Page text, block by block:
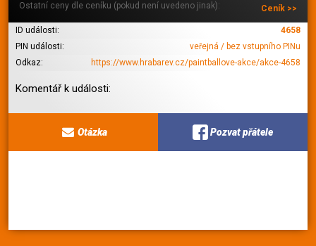
Ostatní ceny dle ceníku (pokud není uvedeno jinak): Ceník >>
ID události:
4658
PIN události:
veřejná / bez vstupního PINu
Odkaz:
https://www.hrabarev.cz/paintballove-akce/akce-4658
Komentář k události:
Otázka Pozvat přátele